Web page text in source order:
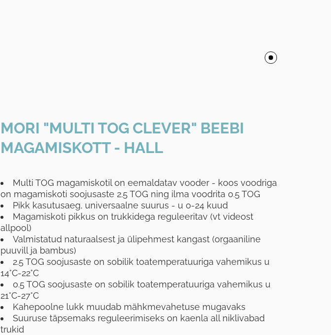
MORI "MULTI TOG CLEVER" BEEBI
MAGAMISKOTT - HALL
Multi TOG magamiskotil on eemaldatav vooder - koos voodriga
on magamiskoti soojusaste 2.5 TOG ning ilma voodrita 0.5 TOG
Pikk kasutusaeg, universaalne suurus - u 0-24 kuud
Magamiskoti pikkus on trukkidega reguleeritav (vt videost
allpool)
Valmistatud naturaalsest ja ülipehmest kangast (orgaaniline
puuvill ja bambus)
2.5 TOG soojusaste on sobilik toatemperatuuriga vahemikus u
14°C-22°C
0.5 TOG soojusaste on sobilik toatemperatuuriga vahemikus u
21°C-27°C
Kahepoolne lukk muudab mähkmevahetuse mugavaks
Suuruse täpsemaks reguleerimiseks on kaenla all niklivabad
trukid